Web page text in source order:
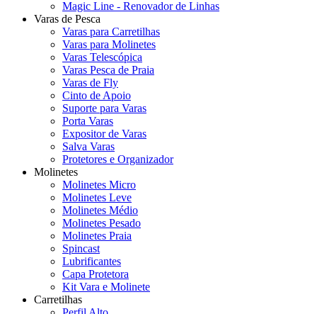
Magic Line - Renovador de Linhas
Varas de Pesca
Varas para Carretilhas
Varas para Molinetes
Varas Telescópica
Varas Pesca de Praia
Varas de Fly
Cinto de Apoio
Suporte para Varas
Porta Varas
Expositor de Varas
Salva Varas
Protetores e Organizador
Molinetes
Molinetes Micro
Molinetes Leve
Molinetes Médio
Molinetes Pesado
Molinetes Praia
Spincast
Lubrificantes
Capa Protetora
Kit Vara e Molinete
Carretilhas